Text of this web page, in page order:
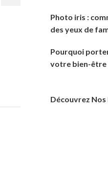
Photo iris :
des yeux de
Pourquoi
votre bien-être
Découvrez